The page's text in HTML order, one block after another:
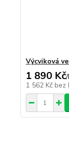
Výcviková
1 890 Kč/
1 562 Kč bez